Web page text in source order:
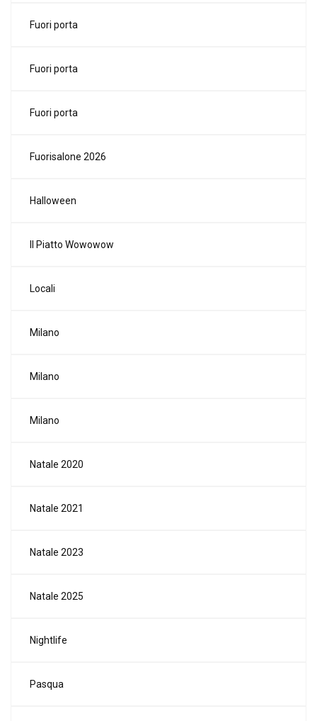
Fuori porta
Fuori porta
Fuori porta
Fuorisalone 2026
Halloween
Il Piatto Wowowow
Locali
Milano
Milano
Milano
Natale 2020
Natale 2021
Natale 2023
Natale 2025
Nightlife
Pasqua